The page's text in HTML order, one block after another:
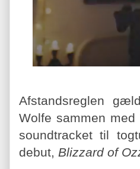
Afstandsreglen
Wolfe sammen
soundtracket til
debut, Blizzard of